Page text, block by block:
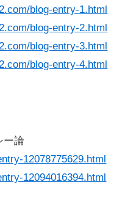
blog-entry-1.html
blog-entry-2.html
blog-entry-3.html
blog-entry-4.html
ー論
12078775629.html
12094016394.html